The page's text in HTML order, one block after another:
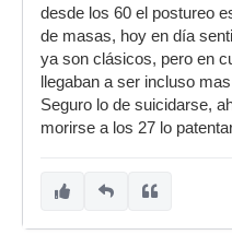
desde los 60 el postureo
de masas, hoy en día
ya son clásicos, pero en
llegaban a ser incluso
Seguro lo de suicidarse,
morirse a los 27 lo